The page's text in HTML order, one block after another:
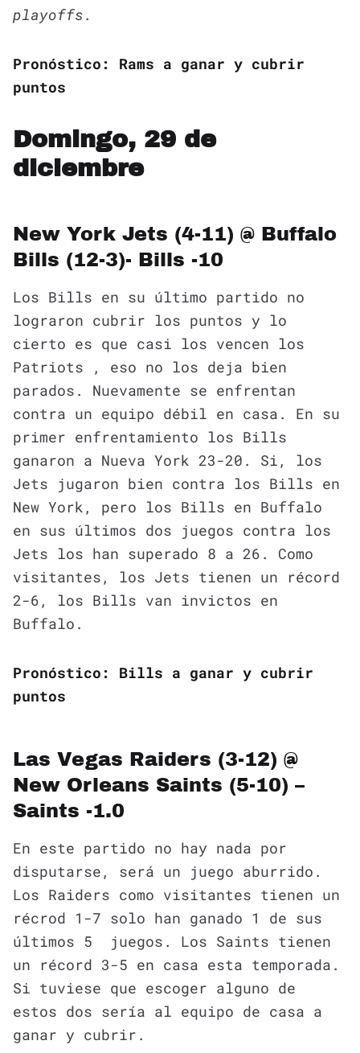
playoffs.
Pronóstico: Rams a ganar y cubrir
puntos
Domingo, 29 de
diciembre
New York Jets (4-11) @ Buffalo
Bills (12-3)- Bills -10
Los Bills en su último partido no
lograron cubrir los puntos y lo
cierto es que casi los vencen los
Patriots , eso no los deja bien
parados. Nuevamente se enfrentan
contra un equipo débil en casa. En su
primer enfrentamiento los Bills
ganaron a Nueva York 23-20. Si, los
Jets jugaron bien contra los Bills en
New York, pero los Bills en Buffalo
en sus últimos dos juegos contra los
Jets los han superado 8 a 26. Como
visitantes, los Jets tienen un récord
2-6, los Bills van invictos en
Buffalo.
Pronóstico: Bills a ganar y cubrir
puntos
Las Vegas Raiders (3-12) @
New Orleans Saints (5-10) –
Saints -1.0
En este partido no hay nada por
disputarse, será un juego aburrido.
Los Raiders como visitantes tienen un
récrod 1-7 solo han ganado 1 de sus
últimos 5 juegos. Los Saints tienen
un récord 3-5 en casa esta temporada.
Si tuviese que escoger alguno de
estos dos sería al equipo de casa a
ganar y cubrir.